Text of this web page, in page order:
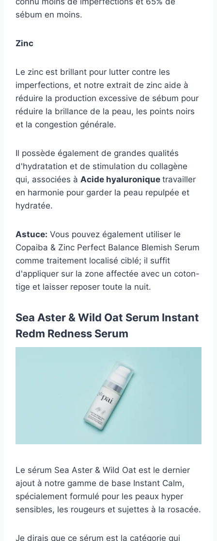
sébum en moins.
Zinc
Le zinc est brillant pour lutter contre les
imperfections, et notre extrait de zinc aide à
réduire la production excessive de sébum pour
réduire la brillance de la peau, les points noirs
et la congestion générale.
Il possède également de grandes qualités
d'hydratation et de stimulation du collagène
qui, associées à Acide hyaluronique travailler
en harmonie pour garder la peau repulpée et
hydratée.
Astuce: Vous pouvez également utiliser le
Copaiba & Zinc Perfect Balance Blemish Serum
comme traitement localisé ciblé; il suffit
d'appliquer sur la zone affectée avec un coton-
tige et laisser reposer toute la nuit.
Sea Aster & Wild Oat Serum Instant
Redm Redness Serum
Le sérum Sea Aster & Wild Oat est le dernier
ajout à notre gamme de base Instant Calm,
spécialement formulé pour les peaux hyper
sensibles, les rougeurs et sujettes à la rosacée.
Je dirais que ce sérum est la catégorie qui